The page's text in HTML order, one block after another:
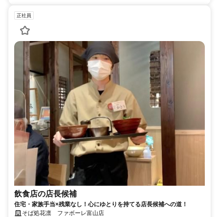
正社員
飲食店の店長候補
住宅・家族手当×残業なし！心にゆとりを持てる店長候補への道！
そば処花凛 ファボーレ富山店